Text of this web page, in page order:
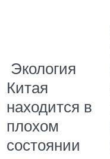
Экология
Китая
находится в
плохом
состоянии